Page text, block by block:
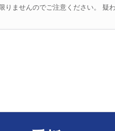
ませんのでご注意ください。 疑わ